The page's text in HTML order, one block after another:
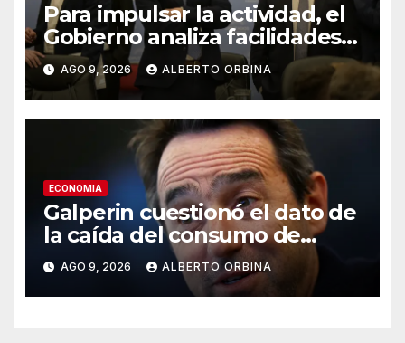
Para impulsar la actividad, el
Gobierno analiza facilidades
para que los bancos puedan
prestar dólares
AGO 9, 2026 ALBERTO ORBINA
ECONOMIA
Galperin cuestionó el dato de
la caída del consumo de
CAME y Milei lo respaldó
AGO 9, 2026 ALBERTO ORBINA